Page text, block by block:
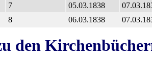
7 05.03.1838
8 06.03.1838
den